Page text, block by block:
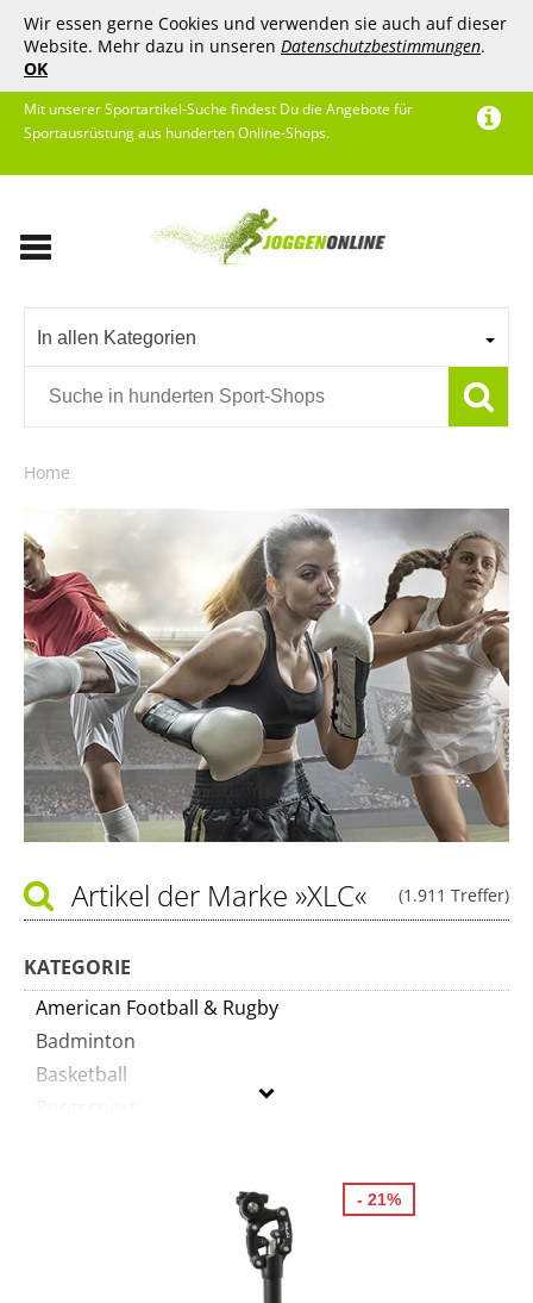
Wir essen gerne Cookies und verwenden sie auch auf dieser
Website. Mehr dazu in unseren Datenschutzbestimmungen.
OK
Mit unserer Sportartikel-Suche findest Du die Angebote für
Sportausrüstung aus hunderten Online-Shops.
In allen Kategorien
Home
(1.911 Treffer)
Artikel der Marke »XLC«
KATEGORIE
American Football & Rugby
Badminton
Basketball
Inline-Skates & Rollschuhe
- 21%